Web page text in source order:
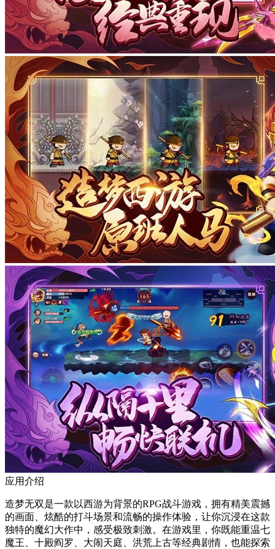
应用介绍
造梦无双是一款以西游为背景的RPG战斗游戏，拥有精美震撼
的画面、炫酷的打斗场景和流畅的操作体验，让你沉浸在这款
独特的魔幻大作中，感受极致刺激。在游戏里，你既能重温七
魔王、十殿阎罗、大闹天庭、洪荒上古等经典剧情，也能探索